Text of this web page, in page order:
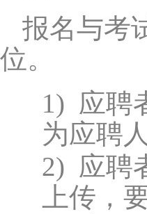
报名与考
位。
1) 应聘
为应聘
2) 应聘
上传，